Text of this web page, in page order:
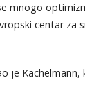
mnogo
centar za
je